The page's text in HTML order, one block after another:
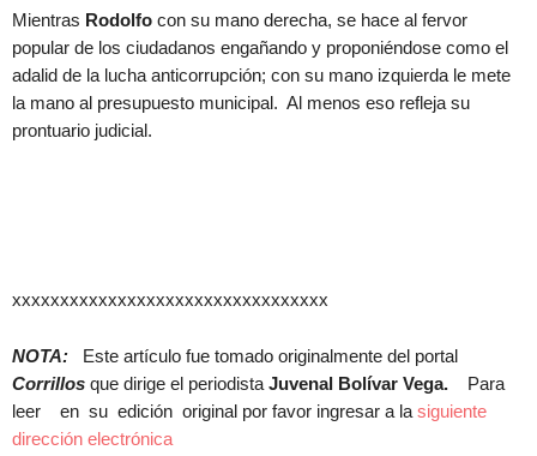
Mientras Rodolfo con su mano derecha, se hace al fervor
popular de los ciudadanos engañando y proponiéndose como el
adalid de la lucha anticorrupción; con su mano izquierda le mete
la mano al presupuesto municipal. Al menos eso refleja su
prontuario judicial.
xxxxxxxxxxxxxxxxxxxxxxxxxxxxxxxxx
NOTA: Este artículo fue tomado originalmente del portal
Corrillos que dirige el periodista Juvenal Bolívar Vega.
Para
leer en su edición original por favor ingresar a la siguiente
dirección electrónica